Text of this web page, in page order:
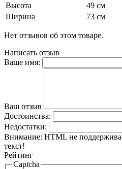
Высота
49 см
Ширина
73 см
Нет отзывов об этом товаре.
Написать отзыв
Ваше имя:
Ваш отзыв
Достоинства:
Недостатки:
Внимание: HTML не
текст!
Рейтинг
Captcha